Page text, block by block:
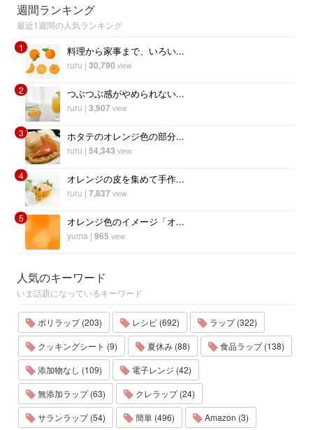
週間ランキング
最近1週間の人気ランキング
1
料理から家事まで、いろい...
ruru | 30,790 view
2 つぶつぶ感がやめられない...
ruru | 3,907 view
3 ホタテのオレンジ色の部分...
ruru | 54,343 view
4 オレンジの皮を集めて手作...
ruru | 7,837 view
5 オレンジ色のイメージ「オ...
yuma | 965 view
人気のキーワード
いま話題になっているキーワード
ポリラップ (203) レシピ (692)
ラップ (322)
クッキングシート (9)
夏休み (88)
食品ラップ (138)
添加物なし (109)
電子レンジ (42)
無添加ラップ (63)
クレラップ (24)
サランラップ (54)
簡単 (496) Amazon (3)